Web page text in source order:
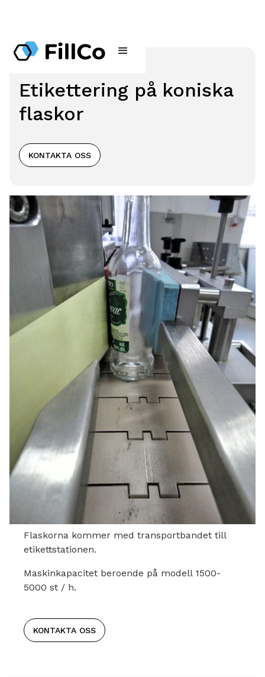
Etikettering på koniska
flaskor
KONTAKTA OSS
ETIKETT PÅ KONISKA FLASKOR
"KOLMAN Labeler" är en maskin utformad för
att applicera etiketter på runda koniska flaskor.
Maskinen använder självhäftande rulletiketter.
Flaskorna kommer med transportbandet till
etikettstationen.
Maskinkapacitet beroende på modell 1500-
5000 st / h.
KONTAKTA OSS